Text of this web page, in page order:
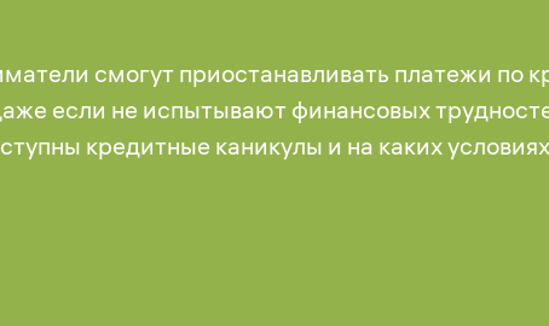
смогут приостанавливать платежи по
если не испытывают финансовых
кредитные каникулы и на каких